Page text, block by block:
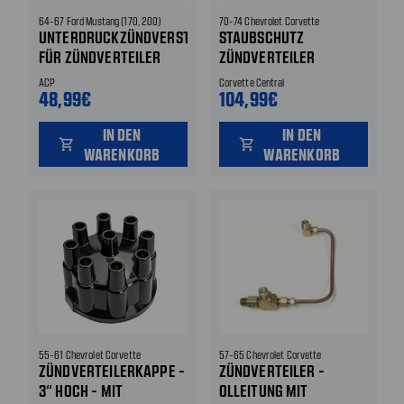
64-67 Ford Mustang (170, 200)
UNTERDRUCKZÜNDVERSTELLUNG
FÜR ZÜNDVERTEILER
ACP
48,99€
shopping_cart
IN DEN
WARENKORB
70-74 Chevrolet Corvette
STAUBSCHUTZ
ZÜNDVERTEILER
Corvette Central
104,99€
shopping_cart
IN DEN
WARENKORB
55-61 Chevrolet Corvette
ZÜNDVERTEILERKAPPE -
3“ HOCH - MIT
57-65 Chevrolet Corvette
ZÜNDVERTEILER -
OLLEITUNG MIT